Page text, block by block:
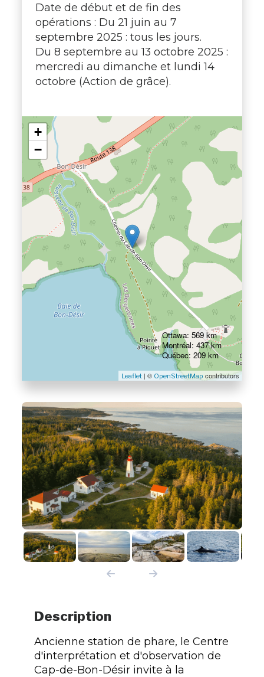
Date de début et de fin des
opérations : Du 21 juin au 7
septembre 2025 : tous les jours.
Du 8 septembre au 13 octobre 2025 :
mercredi au dimanche et lundi 14
octobre (Action de grâce).
+
−
Leaflet| © OpenStreetMap contributors
Ottawa: 569 km
Montréal: 437 km
Québec: 209 km
Description
Ancienne station de phare, le Centre
d'interprétation et d'observation de
Cap-de-Bon-Désir invite à la